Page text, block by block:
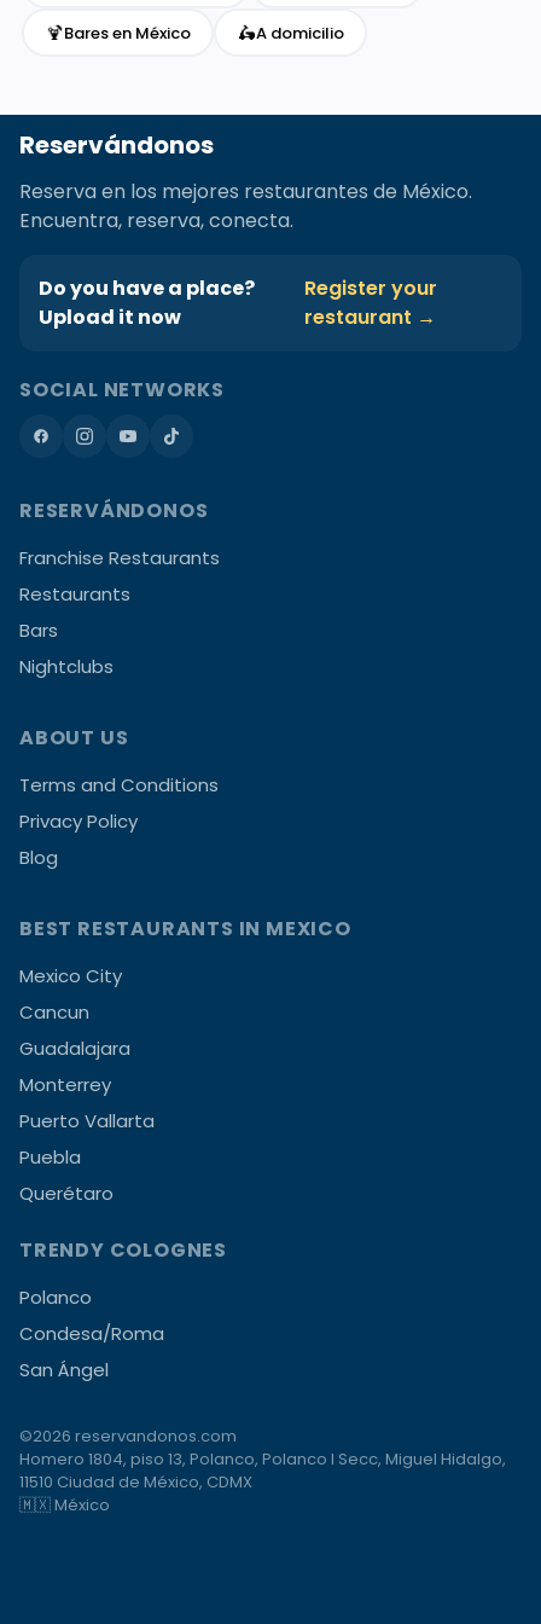
🍹Bares en México 🛵A domicilio
Reservándonos
Reserva en los mejores restaurantes de México.
Encuentra, reserva, conecta.
Do you have a place?
Upload it now
Register your
restaurant →
SOCIAL NETWORKS
RESERVÁNDONOS
Franchise Restaurants
Restaurants
Bars
Nightclubs
ABOUT US
Terms and Conditions
Privacy Policy
Blog
BEST RESTAURANTS IN MEXICO
Mexico City
Cancun
Guadalajara
Monterrey
Puerto Vallarta
Puebla
Querétaro
TRENDY COLOGNES
Polanco
Condesa/Roma
San Ángel
©2026 reservandonos.com
Homero 1804, piso 13, Polanco, Polanco I Secc, Miguel Hidalgo,
11510 Ciudad de México, CDMX
🇲🇽 México